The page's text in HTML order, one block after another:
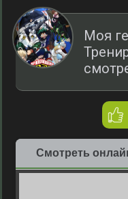
Моя
Смотреть